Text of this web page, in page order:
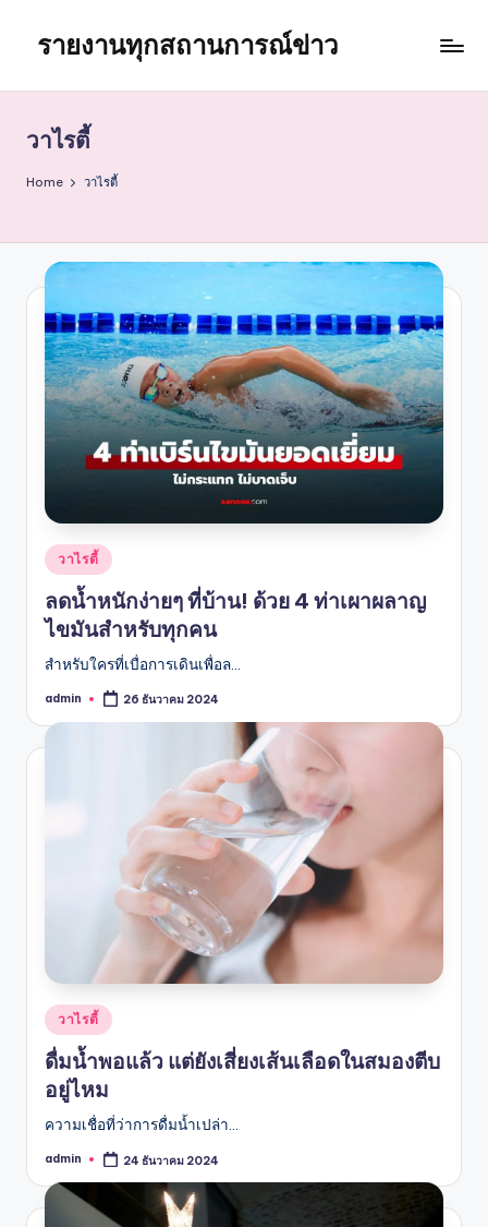
content
รายงานทุกสถานการณ์ข่าว
วาไรตี้
Home วาไรตี้
Posted
in
วาไรตี้
ลดน้ำหนักง่ายๆ ที่บ้าน! ด้วย 4 ท่าเผาผลาญ
ไขมันสำหรับทุกคน
สำหรับใครที่เบื่อการเดินเพื่อล…
Posted
admin 26 ธันวาคม 2024
Posted
in
วาไรตี้
ดื่มน้ำพอแล้ว แต่ยังเสี่ยงเส้นเลือดในสมองตีบ
อยู่ไหม
ความเชื่อที่ว่าการดื่มน้ำเปล่า…
Posted
admin 24 ธันวาคม 2024